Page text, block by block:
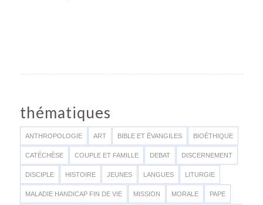
thématiques
ANTHROPOLOGIE ART BIBLE ET ÉVANGILES BIOÉTHIQUE
CATÉCHÈSE COUPLE ET FAMILLE DEBAT DISCERNEMENT
DISCIPLE HISTOIRE JEUNES LANGUES LITURGIE
MALADIE HANDICAP FIN DE VIE MISSION MORALE PAPE